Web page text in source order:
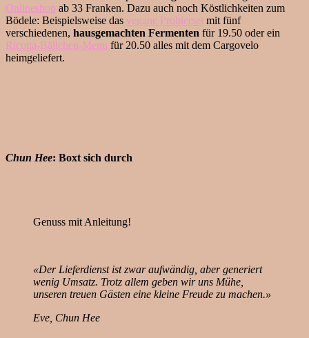
Onlineshop ab 33 Franken. Dazu auch noch Köstlichkeiten zum
Bödele: Beispielsweise das vegane Probierset mit fünf
verschiedenen, hausgemachten Fermenten für 19.50 oder ein
Ricotta-Bällchen-Menu für 20.50 alles mit dem Cargovelo
heimgeliefert.
Chun Hee: Boxt sich durch
Genuss mit Anleitung!
«Der Lieferdienst ist zwar aufwändig, aber generiert
wenig Umsatz. Trotz allem geben wir uns Mühe,
unseren treuen Gästen eine kleine Freude zu machen.»
Eve, Chun Hee